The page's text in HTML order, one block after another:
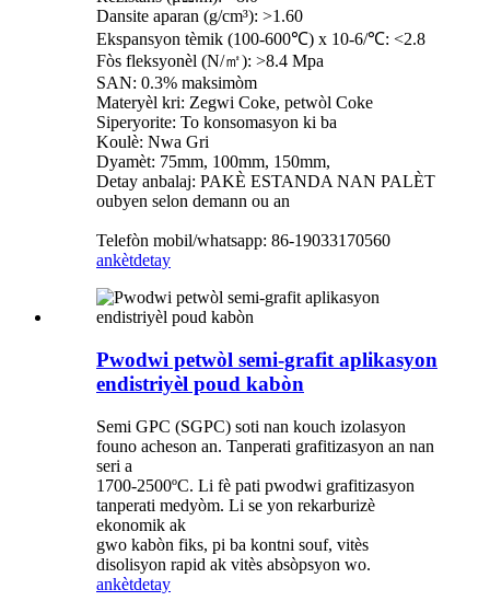
Dansite aparan (g/cm³): >1.60
Ekspansyon tèmik (100-600℃) x 10-6/℃: <2.8
Fòs fleksyonèl (N/㎡): >8.4 Mpa
SAN: 0.3% maksimòm
Materyèl kri: Zegwi Coke, petwòl Coke
Siperyorite: To konsomasyon ki ba
Koulè: Nwa Gri
Dyamèt: 75mm, 100mm, 150mm,
Detay anbalaj: PAKÈ ESTANDA NAN PALÈT
oubyen selon demann ou an
Telefòn mobil/whatsapp: 86-19033170560
ankètdetay
Pwodwi petwòl semi-grafit aplikasyon
endistriyèl poud kabòn
Semi GPC (SGPC) soti nan kouch izolasyon
founo acheson an. Tanperati grafitizasyon an nan
seri a
1700-2500ºC. Li fè pati pwodwi grafitizasyon
tanperati medyòm. Li se yon rekarburizè
ekonomik ak
gwo kabòn fiks, pi ba kontni souf, vitès
disolisyon rapid ak vitès absòpsyon wo.
ankètdetay